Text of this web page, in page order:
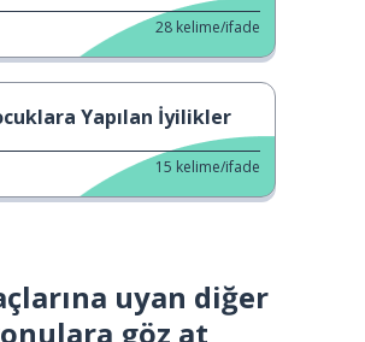
28 kelime/ifade
Yapılan İyilikler
15 kelime/ifade
uyan diğer
göz at